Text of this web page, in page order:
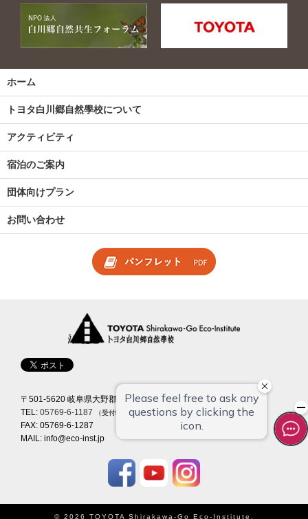
ホーム
トヨタ白川郷自然學校について
アクティビティ
宿泊のご案内
団体向けプラン
お問い合わせ
〒501-5620 岐阜県大野郡白川村馬狩 223
TEL: 05769-6-1187 （受付時間 9:00~18:00）
FAX: 05769-6-1287
MAIL: info@eco-inst.jp
© 2026 TOYOTA Shirakawa-Go Eco-Institute